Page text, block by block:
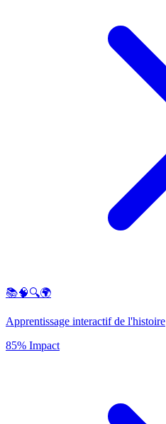
📚🧠🔍🌍
Apprentissage interactif de l'histoire
85% Impact